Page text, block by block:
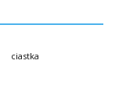
ciastka